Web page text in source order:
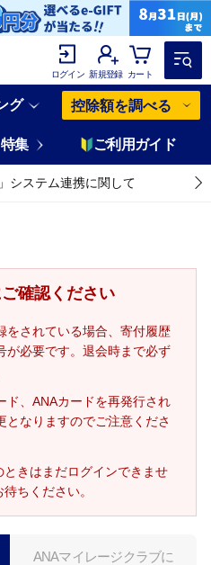
ログイン 新規登録 カート
グ 控除額を調べる
特集 ご利用ガイド
システム連携に関して
確認ください
をされている場合、寄付履歴
が必要です。退会時まで必ず
ド、ANAカードを再発行され
となりますのでご注意くださ
きはまだログインできませ
ちください。
ANAマイレージクラブに